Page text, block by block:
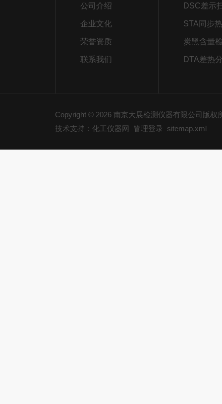
公司介绍
企业文化
荣誉资质
联系我们
炭黑含量
DTA差热
Copyright © 2026 南京大展检测仪器有限公司版权
技术支持：化工仪器网
管理登录 sitemap.xml